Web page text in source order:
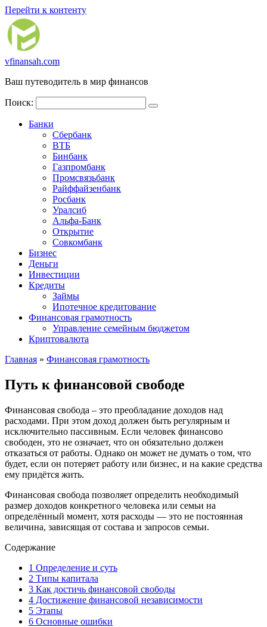
Перейти к контенту
vfinansah.com
Ваш путеводитель в мир финансов
Поиск:
Банки
Сбербанк
ВТБ
Бинбанк
Газпромбанк
Промсвязьбанк
Райффайзенбанк
Росбанк
Уралсиб
Альфа-Банк
Открытие
Совкомбанк
Бизнес
Деньги
Инвестиции
Кредиты
Займы
Ипотечное кредитование
Финансовая грамотность
Управление семейным бюджетом
Криптовалюта
Главная » Финансовая грамотность
Путь к финансовой свободе
Финансовая свобода – это преобладание доходов над
расходами. При этом доход должен быть регулярным и
исключительно пассивным. Если человек финансово
свободен, это не означает, что он обязательно должен
отказаться от работы. Однако он может не думать о том, что
будет, если он потеряет работу или бизнес, и на какие средства
ему придётся жить.
Финансовая свобода позволяет определить необходимый
размер доходов конкретного человека или семьи на
определённый момент, хотя расходы — это не постоянная
величина, зависящая от состава и запросов семьи.
Содержание
1 Определение и суть
2 Типы капитала
3 Как достичь финансовой свободы
4 Достижение финансовой независимости
5 Этапы
6 Основные ошибки